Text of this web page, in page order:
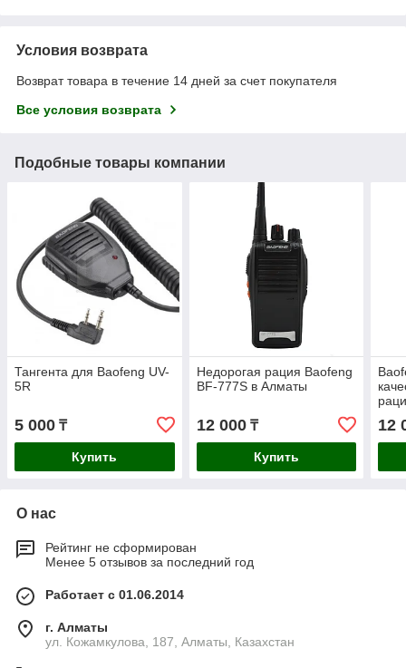
Условия возврата
Возврат товара в течение 14 дней за счет покупателя
Все условия возврата
Подобные товары компании
Тангента для Baofeng UV-
5R
5 000 ₸
Купить
Недорогая рация Baofeng
BF-777S в Алматы
12 000₸
Купить
12
О нас
Рейтинг не сформирован
Менее 5 отзывов за последний год
Работает с 01.06.2014
г. Алматы
ул. Кожамкулова, 187, Алматы, Казахстан